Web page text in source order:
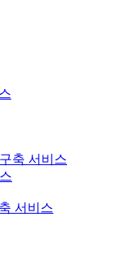
축 서비스
서비스